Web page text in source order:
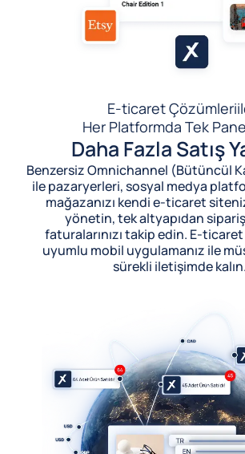
E-ticaret Çözümleri
Her Platformda Tek
Daha Fazla Satış
Benzersiz Omnichannel (Bütüncül
ile pazaryerleri, sosyal medya
mağazanızı kendi e-ticaret
yönetin, tek altyapıdan
faturalarınızı takip edin. E-ticaret
uyumlu mobil uygulamanız ile
sürekli iletişimde kalın.